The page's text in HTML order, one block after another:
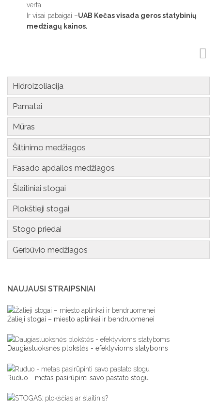
verta.
Ir visai pabaigai –UAB Kečas visada geros statybinių
medžiagų kainos.
Hidroizoliacija
Pamatai
Mūras
Šiltinimo medžiagos
Fasado apdailos medžiagos
Šlaitiniai stogai
Plokštieji stogai
Stogo priedai
Gerbūvio medžiagos
NAUJAUSI STRAIPSNIAI
Žalieji stogai – miesto aplinkai ir bendruomenei
Daugiasluoksnės plokštės - efektyvioms statyboms
Ruduo - metas pasirūpinti savo pastato stogu